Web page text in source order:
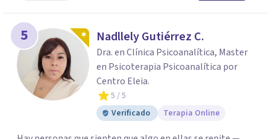
5 Nadllely Gutiérrez C.
Dra. en Clínica Psicoanalítica, Master
en Psicoterapia Psicoanalítica por
Centro Eleia.
5 / 5
Verificado
Terapia Online